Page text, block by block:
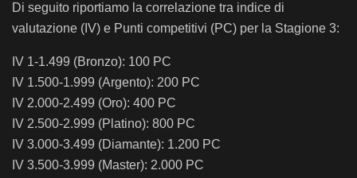
Di seguito riportiamo la correlazione tra indice di
valutazione (IV) e Punti competitivi (PC) per la Stagione 3:
IV 1-1.499 (Bronzo): 100 PC
IV 1.500-1.999 (Argento): 200 PC
IV 2.000-2.499 (Oro): 400 PC
IV 2.500-2.999 (Platino): 800 PC
IV 3.000-3.499 (Diamante): 1.200 PC
IV 3.500-3.999 (Master): 2.000 PC